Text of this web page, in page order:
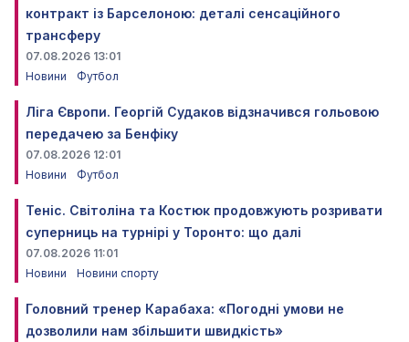
контракт із Барселоною: деталі сенсаційного
трансферу
07.08.2026 13:01
Новини
Футбол
Ліга Європи. Георгій Судаков відзначився гольовою
передачею за Бенфіку
07.08.2026 12:01
Новини
Футбол
Теніс. Світоліна та Костюк продовжують розривати
суперниць на турнірі у Торонто: що далі
07.08.2026 11:01
Новини
Новини спорту
Головний тренер Карабаха: «Погодні умови не
дозволили нам збільшити швидкість»